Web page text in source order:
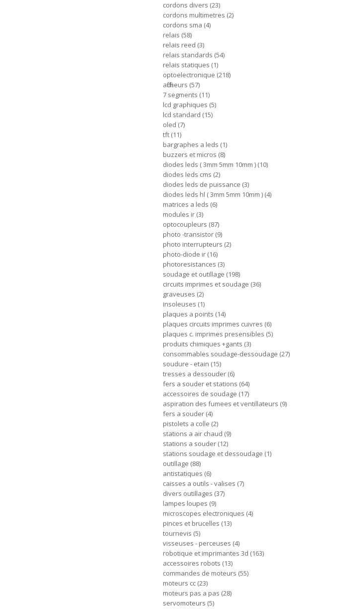
cordons divers 23
cordons multimetres 2
cordons sma 4
relais 58
relais reed 3
relais standards 54
relais statiques 1
optoelectronique 218
afficheurs 57
7 segments 11
lcd graphiques 5
lcd standard 15
oled 7
tft 11
bargraphes a leds 1
buzzers et micros 8
diodes leds ( 3mm 5mm 10mm ) 10
diodes leds cms 2
diodes leds de puissance 3
diodes leds hl ( 3mm 5mm 10mm ) 4
matrices a leds 6
modules ir 3
optocoupleurs 87
photo -transistor 9
photo interrupteurs 2
photo-diode ir 16
photoresistances 3
soudage et outillage 198
circuits imprimes et soudage 36
graveuses 2
insoleuses 1
plaques a points 14
plaques circuits imprimes cuivres 6
plaques c. imprimes presensibles 5
produits chimiques +gants 3
consommables soudage-dessoudage 27
soudure - etain 15
tresses a dessouder 6
fers a souder et stations 64
accessoires de soudage 17
aspiration des fumees et ventillateurs 9
fers a souder 4
pistolets a colle 2
stations a air chaud 9
stations a souder 12
stations soudage et dessoudage 1
outillage 88
antistatiques 6
caisses a outils - valises 7
divers outillages 37
lampes loupes 9
microscopes electroniques 4
pinces et brucelles 13
tournevis 5
visseuses - perceuses 4
robotique et imprimantes 3d 163
accessoires robots 13
commandes de moteurs 55
moteurs cc 23
moteurs pas a pas 28
servomoteurs 5